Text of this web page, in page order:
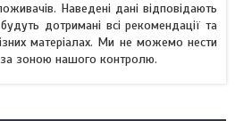
Наведені дані відповідають
дотримані всі рекомендації та
матеріалах. Ми не можемо нести
зоною нашого контролю.